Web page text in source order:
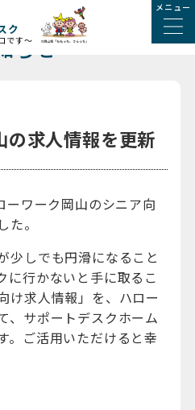
ク
です～
メニュー
らせ
の求人情報を更新
ワーク岡山のシニア向
。
少しでも円滑になること
に行かないと手に取るこ
け求人情報」を、ハロー
、サポートデスクホーム
。ご活用いただけると幸